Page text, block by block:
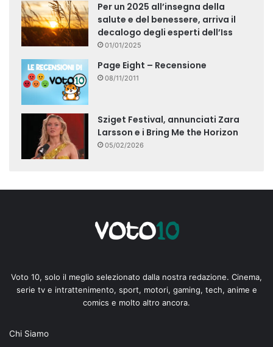
Per un 2025 all’insegna della
salute e del benessere, arriva il
decalogo degli esperti dell’Iss
01/01/2025
Page Eight – Recensione
08/11/2011
Sziget Festival, annunciati Zara
Larsson e i Bring Me the Horizon
05/02/2026
Voto 10, solo il meglio selezionato dalla nostra redazione. Cinema,
serie tv e intrattenimento, sport, motori, gaming, tech, anime e
comics e molto altro ancora.
Chi Siamo